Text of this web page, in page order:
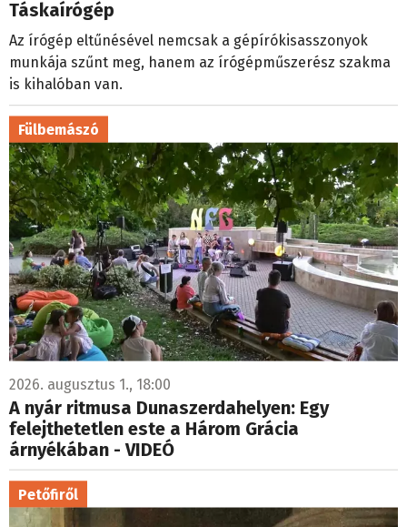
Táskaírógép
Az írógép eltűnésével nemcsak a gépírókisasszonyok
munkája szűnt meg, hanem az írógépműszerész szakma
is kihalóban van.
Fülbemászó
2026. augusztus 1., 18:00
A nyár ritmusa Dunaszerdahelyen: Egy
felejthetetlen este a Három Grácia
árnyékában - VIDEÓ
Petőfiről